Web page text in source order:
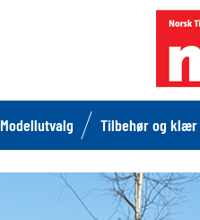
Modellutvalg Tilbehør og klær